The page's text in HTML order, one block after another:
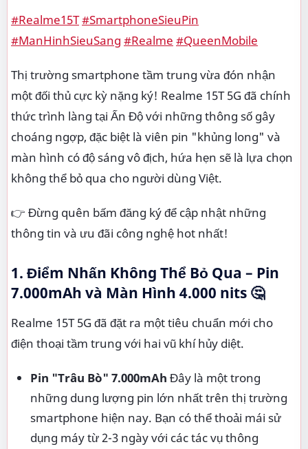
#Realme15T#SmartphoneSieuPin
#ManHinhSieuSang #Realme #QueenMobile
Thị trường smartphone tầm trung vừa đón nhận
một đối thủ cực kỳ nặng ký! Realme 15T 5G đã chính
thức trình làng tại Ấn Độ với những thông số gây
choáng ngợp, đặc biệt là viên pin "khủng long" và
màn hình có độ sáng vô địch, hứa hẹn sẽ là lựa chọn
không thể bỏ qua cho người dùng Việt.
👉 Đừng quên bấm đăng ký để cập nhật những
thông tin và ưu đãi công nghệ hot nhất!
1. Điểm Nhấn Không Thể Bỏ Qua – Pin
7.000mAh và Màn Hình 4.000 nits 🤔
Realme 15T 5G đã đặt ra một tiêu chuẩn mới cho
điện thoại tầm trung với hai vũ khí hủy diệt.
Pin "Trâu Bò" 7.000mAh Đây là một trong
những dung lượng pin lớn nhất trên thị trường
smartphone hiện nay. Bạn có thể thoải mái sử
dụng máy từ 2-3 ngày với các tác vụ thông